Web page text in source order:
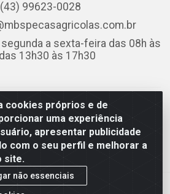
cookies próprios e de
uma experiência
apresentar publicidade
com o seu perfil e melhorar a
site.
não essenciais
(43) 99623-0028
a sexta-feira das 08h às
13h30 às 17h30
- RUA APARECIDA FIRMO DE
DAS CONFECÇÕES DANILO
PR - CEP 86.806-502 - CNPJ
0001-88